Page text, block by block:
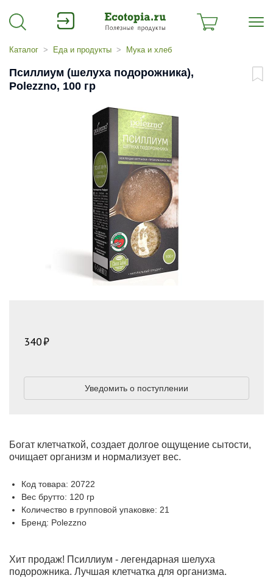
Каталог Еда и продукты Мука и хлеб
Псиллиум (шелуха подорожника),
Polezzno, 100 гр
Богат клетчаткой, создает долгое ощущение сытости,
очищает организм и нормализует вес.
Код товара: 20722
Вес брутто: 120 гр
Количество в групповой упаковке: 21
Бренд: Polezzno
340
Уведомить о поступлении
Хит продаж! Псиллиум - легендарная шелуха
подорожника. Лучшая клетчатка для организма.